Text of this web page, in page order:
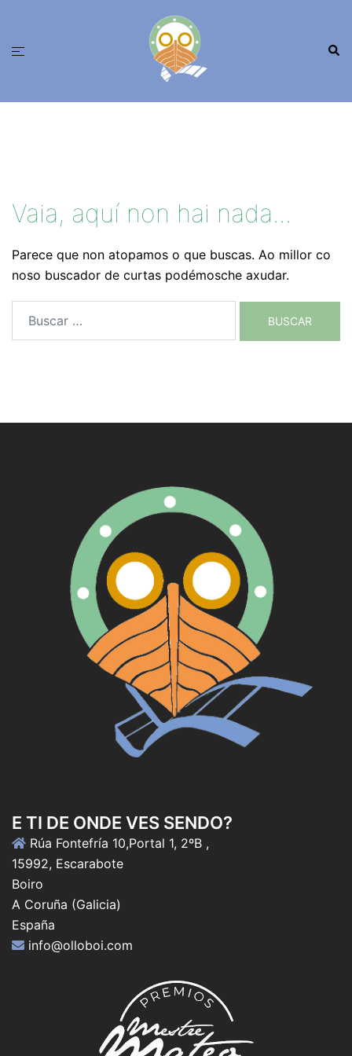
contido
Alternar
Vaia, aquí non hai nada...
Parece que non atopamos o que buscas. Ao millor co
noso buscador de curtas podémosche axudar.
E TI DE ONDE VES SENDO?
Rúa Fontefría 10,Portal 1, 2ºB ,
15992, Escarabote
Boiro
A Coruña (Galicia)
España
info@olloboi.com